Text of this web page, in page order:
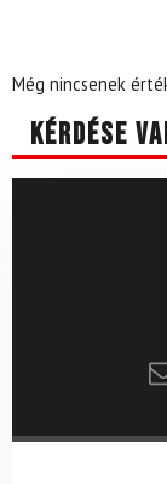
Még nincsenek
Kérdése